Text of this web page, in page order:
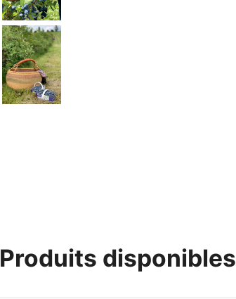
Produits disponibles